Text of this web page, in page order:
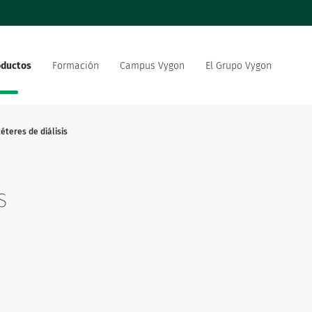
Formación Campus Vygon El Grupo Vygon
mundo Nuestra oferta
de innovación
de diálisis